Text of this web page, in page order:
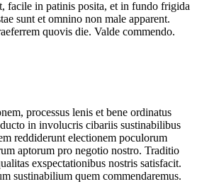
facile in patinis posita, et in fundo frigida
sunt et omnino non male apparent.
quovis die. Valde commendo.
processus lenis et bene ordinatus
in involucris cibariis sustinabilibus
reddiderunt electionem poculorum
aptorum pro negotio nostro. Traditio
exspectationibus nostris satisfacit.
sustinabilium quem commendaremus.